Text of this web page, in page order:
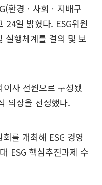
환경ㆍ사회ㆍ지배구
24일 밝혔다. ESG위원
실행체계를 결의 및 보
사 전원으로 구성됐
의장을 선정했다.
회를 개최해 ESG 경영
ESG 핵심추진과제 수